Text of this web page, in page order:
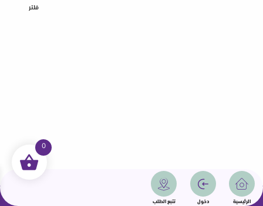
الرئيسية دخول تتبع الطلب
فلتر
جميع الحقوق محفوظة | سمامة 2025 | دولة قطر
0